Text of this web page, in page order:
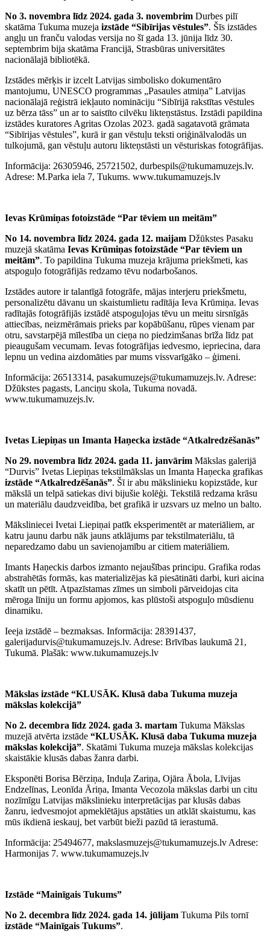
No 3. novembra līdz 2024. gada 3. novembrim Durbes pilī
skatāma Tukuma muzeja izstāde “Sibīrijas vēstules”. Šīs izstādes
angļu un franču valodas versija no šī gada 13. jūnija līdz 30.
septembrim bija skatāma Francijā, Strasbūras universitātes
nacionālajā bibliotēkā.
Izstādes mērķis ir izcelt Latvijas simbolisko dokumentāro
mantojumu, UNESCO programmas „Pasaules atmiņa” Latvijas
nacionālajā reģistrā iekļauto nomināciju “Sibīrijā rakstītas vēstules
uz bērza tāss” un ar to saistīto cilvēku likteņstāstus. Izstādi papildina
izstādes kuratores Agritas Ozolas 2023. gadā sagatavotā grāmata
“Sibīrijas vēstules”, kurā ir gan vēstuļu teksti oriģinālvalodās un
tulkojumā, gan vēstuļu autoru likteņstāsti un vēsturiskas fotogrāfijas.
Informācija: 26305946, 25721502, durbespils@tukumamuzejs.lv.
Adrese: M.Parka iela 7, Tukums. www.tukumamuzejs.lv
Ievas Krūmiņas fotoizstāde “Par tēviem un meitām”
No 14. novembra līdz 2024. gada 12. maijam Džūkstes Pasaku
muzejā skatāma Ievas Krūmiņas fotoizstāde “Par tēviem un
meitām”. To papildina Tukuma muzeja krājuma priekšmeti, kas
atspoguļo fotogrāfijās redzamo tēvu nodarbošanos.
Izstādes autore ir talantīgā fotogrāfe, mājas interjeru priekšmetu,
personalizētu dāvanu un skaistumlietu radītāja Ieva Krūmiņa. Ievas
radītajās fotogrāfijās izstādē atspoguļojas tēvu un meitu sirsnīgās
attiecības, neizmērāmais prieks par kopābūšanu, rūpes vienam par
otru, savstarpējā mīlestība un cieņa no piedzimšanas brīža līdz pat
pieaugušam vecumam. Ievas fotogrāfijas iedvesmo, iepriecina, dara
lepnu un vedina aizdomāties par mums vissvarīgāko – ģimeni.
Informācija: 26513314, pasakumuzejs@tukumamuzejs.lv. Adrese:
Džūkstes pagasts, Lanciņu skola, Tukuma novadā.
www.tukumamuzejs.lv.
Ivetas Liepiņas un Imanta Haņecka izstāde “Atkalredzēšanās”
No 29. novembra līdz 2024. gada 11. janvārim Mākslas galerijā
“Durvis” Ivetas Liepiņas tekstilmākslas un Imanta Haņecka grafikas
izstāde “Atkalredzēšanās”. Šī ir abu mākslinieku kopizstāde, kur
mākslā un telpā satiekas divi bijušie kolēģi. Tekstilā redzama krāsu
un materiālu daudzveidība, bet grafikā ir uzsvars uz melno un balto.
Māksliniecei Ivetai Liepiņai patīk eksperimentēt ar materiāliem, ar
katru jaunu darbu nāk jauns atklājums par tekstilmateriālu, tā
neparedzamo dabu un savienojamību ar citiem materiāliem.
Imants Haņeckis darbos izmanto nejaušības principu. Grafika rodas
abstrahētās formās, kas materializējas kā piesātināti darbi, kuri aicina
skatīt un pētīt. Atpazīstamas zīmes un simboli pārveidojas cita
mēroga līniju un formu apjomos, kas plūstoši atspoguļo mūsdienu
dinamiku.
Ieeja izstādē – bezmaksas. Informācija: 28391437,
galerijadurvis@tukumamuzejs.lv. Adrese: Brīvības laukumā 21,
Tukumā. Plašāk: www.tukumamuzejs.lv
Mākslas izstāde “KLUSĀK. Klusā daba Tukuma muzeja
mākslas kolekcijā”
No 2. decembra līdz 2024. gada 3. martam Tukuma Mākslas
muzejā atvērta izstāde “KLUSĀK. Klusā daba Tukuma muzeja
mākslas kolekcijā”. Skatāmi Tukuma muzeja mākslas kolekcijas
skaistākie klusās dabas žanra darbi.
Eksponēti Borisa Bērziņa, Induļa Zariņa, Ojāra Ābola, Līvijas
Endzelīnas, Leonīda Āriņa, Imanta Vecozola mākslas darbi un citu
nozīmīgu Latvijas mākslinieku interpretācijas par klusās dabas
žanru, iedvesmojot apmeklētājus apstāties un atklāt skaistumu, kas
mūs ikdienā ieskauj, bet varbūt bieži pazūd tā ierastumā.
Informācija: 25494677, makslasmuzejs@tukumamuzejs.lv Adrese:
Harmonijas 7. www.tukumamuzejs.lv
Izstāde “Mainīgais Tukums”
No 2. decembra līdz 2024. gada 14. jūlijam Tukuma Pils tornī
izstāde “Mainīgais Tukums”.